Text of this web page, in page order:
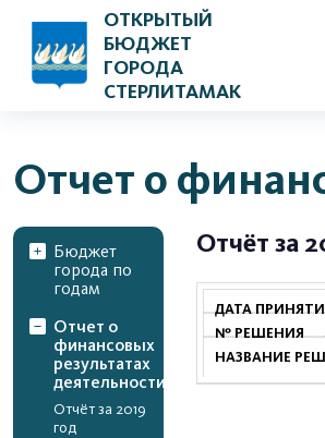
ОТКРЫТЫЙ
БЮДЖЕТ
ГОРОДА
СТЕРЛИТАМАК
Отчет о
Бюджет
города по
годам
Отчет о
финансовых
результатах
деятельности
Отчёт за 2019
год
Отчёт за